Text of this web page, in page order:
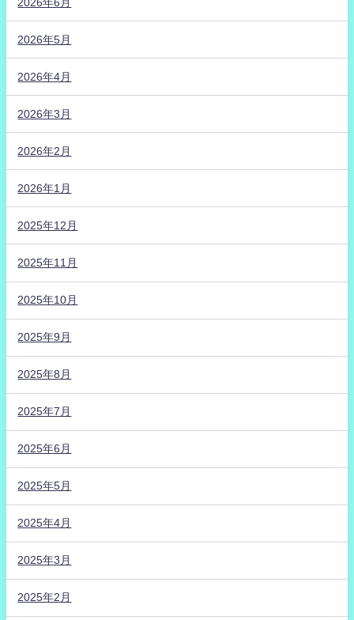
2026年5月
2026年4月
2026年3月
2026年2月
2026年1月
2025年12月
2025年11月
2025年10月
2025年9月
2025年8月
2025年7月
2025年6月
2025年5月
2025年4月
2025年3月
2025年2月